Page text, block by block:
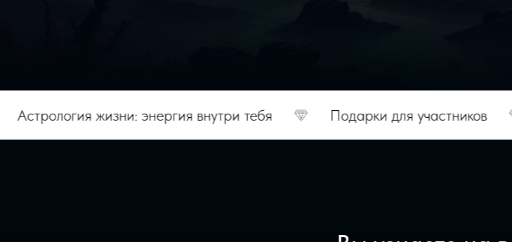
жизни: энергия внутри тебя Подарки для участников